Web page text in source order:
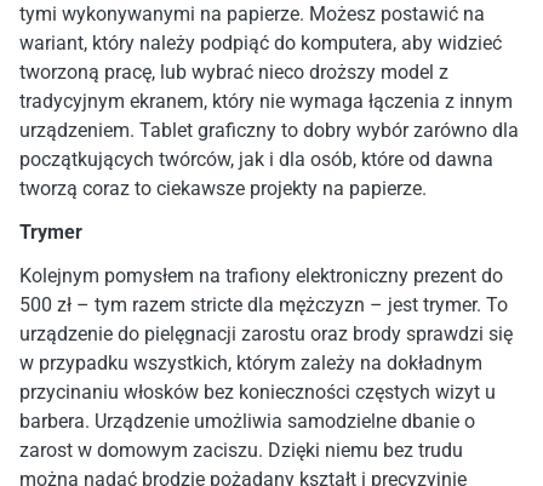
tymi wykonywanymi na papierze. Możesz postawić na
wariant, który należy podpiąć do komputera, aby widzieć
tworzoną pracę, lub wybrać nieco droższy model z
tradycyjnym ekranem, który nie wymaga łączenia z innym
urządzeniem. Tablet graficzny to dobry wybór zarówno dla
początkujących twórców, jak i dla osób, które od dawna
tworzą coraz to ciekawsze projekty na papierze.
Trymer
Kolejnym pomysłem na trafiony elektroniczny prezent do
500 zł – tym razem stricte dla mężczyzn – jest trymer. To
urządzenie do pielęgnacji zarostu oraz brody sprawdzi się
w przypadku wszystkich, którym zależy na dokładnym
przycinaniu włosków bez konieczności częstych wizyt u
barbera. Urządzenie umożliwia samodzielne dbanie o
zarost w domowym zaciszu. Dzięki niemu bez trudu
można nadać brodzie pożądany kształt i precyzyjnie